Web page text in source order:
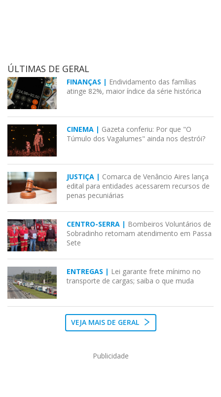
ÚLTIMAS DE GERAL
FINANÇAS | Endividamento das famílias
atinge 82%, maior índice da série histórica
CINEMA | Gazeta conferiu: Por que "O
Túmulo dos Vagalumes" ainda nos destrói?
JUSTIÇA | Comarca de Venâncio Aires lança
edital para entidades acessarem recursos de
penas pecuniárias
CENTRO-SERRA | Bombeiros Voluntários de
Sobradinho retomam atendimento em Passa
Sete
ENTREGAS | Lei garante frete mínimo no
transporte de cargas; saiba o que muda
VEJA MAIS DE GERAL
Publicidade